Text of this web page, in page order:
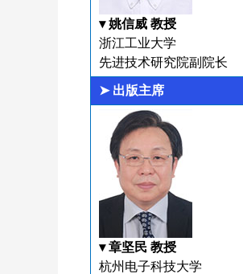
▾ 姚信威 教授
浙江工业大学
先进技术研究院副院长
➤ 出版主席
▾ 章坚民 教授
杭州电子科技大学